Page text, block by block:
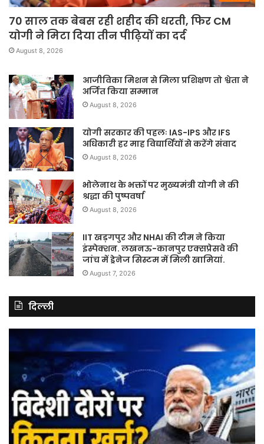
70 साल तक बेबस रही शहीद की धरती, फिर CM
योगी ने मिटा दिया तीन पीढ़ियों का दर्द
August 8, 2026
आजीविका मिशन से मिला प्रशिक्षण तो श्वेता ने
अर्जित किया सम्मान
August 8, 2026
योगी सरकार की पहलः IAS-IPS और IFS
अधिकारी हर माह विद्यार्थियों से करेंगे संवाद
August 8, 2026
भोलेनाथ के भक्तों पर मुख्यमंत्री योगी ने की
श्रद्धा की पुष्पवर्षा
August 8, 2026
IIT खड़गपुर और NHAI की टीम ने किया
इंस्पेक्शन. लखनऊ-कानपुर एक्सप्रेसवे की
जांच में ड्रेनेज सिस्टम में मिली खामियां.
August 7, 2026
दिल्ली